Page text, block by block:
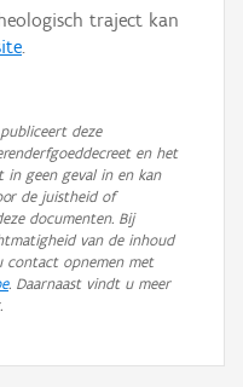
traject kan
.
deze
en het
in geen geval in en kan
de juistheid of
documenten. Bij
van de inhoud
contact opnemen met
. Daarnaast vindt u meer